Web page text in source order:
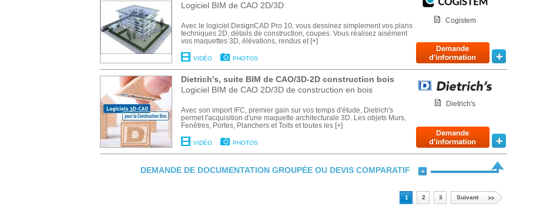
Logiciel BIM de CAO 2D/3D
Avec le logiciel DesignCAD Pro 10, vous dessinez simplement vos plans
techniques 2D, détails de construction, coupes. Vous réalisez aisément
vos maquettes 3D, élévations, rendus et [+]
VIDÉO PHOTOS
Cogistem
Dietrich's, suite BIM de CAO/3D-2D construction bois
Logiciel BIM de CAO 2D/3D de construction en bois
Avec son import IFC, premier gain sur vos temps d'étude, Dietrich's
permet l'acquisition d'une maquette architecturale 3D. Les objets Murs,
Fenêtres, Portes, Planchers et Toits et toutes les [+]
VIDÉO PHOTOS
Dietrich's
DEMANDE DE DOCUMENTATION GROUPÉE OU DEVIS COMPARATIF
1 2 3 Suivant